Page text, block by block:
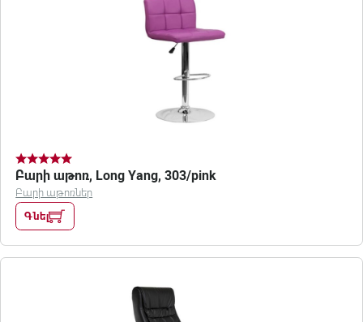
Բարի աթոռ, Long Yang, 303/pink
Բարի աթոռներ
Գնել